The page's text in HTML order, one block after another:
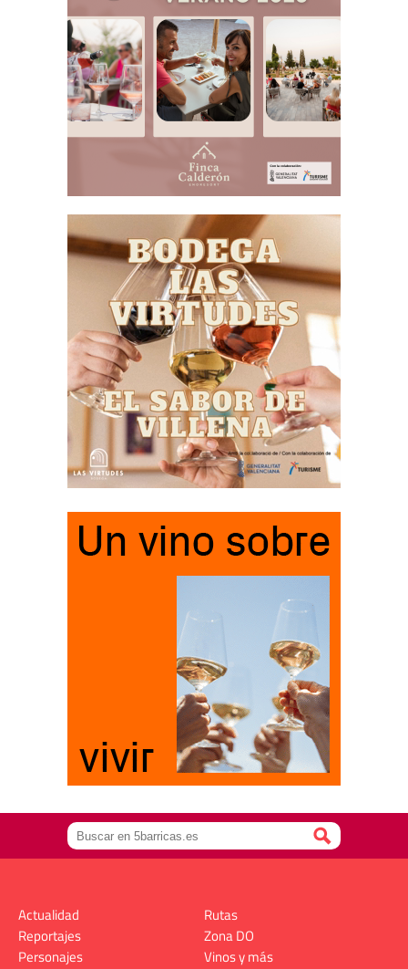
Actualidad
Reportajes
Personajes
Rutas
Zona DO
Vinos y más